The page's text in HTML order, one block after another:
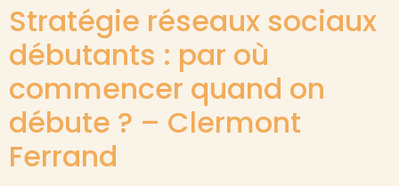
Stratégie réseaux sociaux
débutants : par où
commencer quand on
débute ? – Clermont
Ferrand